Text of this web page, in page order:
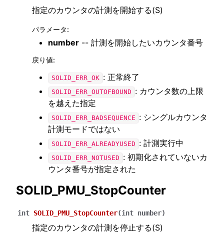
指定のカウンタの計測を開始する(S)
パラメータ:
number -- 計測を開始したいカウンタ番号
戻り値:
SOLID_ERR_OK : 正常終了
SOLID_ERR_OUTOFBOUND : カウンタ数の上限
を越えた指定
SOLID_ERR_BADSEQUENCE : シングルカウンタ
計測モードではない
SOLID_ERR_ALREADYUSED : 計測実行中
SOLID_ERR_NOTUSED : 初期化されていないカ
ウンタ番号が指定された
SOLID_PMU_StopCounter
int SOLID_PMU_StopCounter(int number)
指定のカウンタの計測を停止する(S)